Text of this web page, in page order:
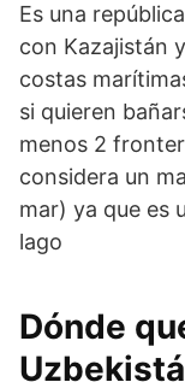
Es una
con Kazajistán
costas
si quieren
menos 2
considera un
mar) ya que es
lago
Dónde